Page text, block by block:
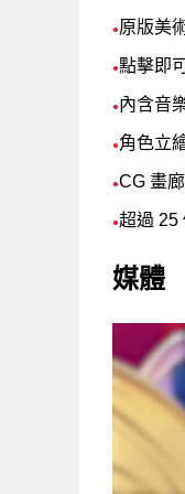
支援
●原版美
●點擊即
●內含音
●角色立
●CG 畫
●超過 25
媒體